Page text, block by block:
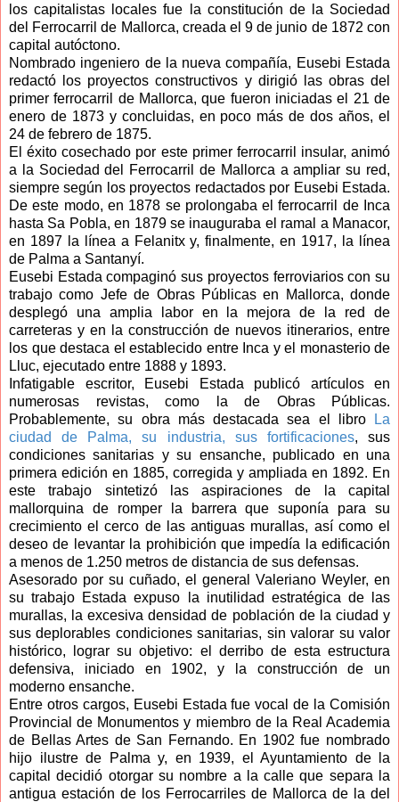
los capitalistas locales fue la constitución de la Sociedad
del Ferrocarril de Mallorca, creada el 9 de junio de 1872 con
capital autóctono.
Nombrado ingeniero de la nueva compañía, Eusebi Estada
redactó los proyectos constructivos y dirigió las obras del
primer ferrocarril de Mallorca, que fueron iniciadas el 21 de
enero de 1873 y concluidas, en poco más de dos años, el
24 de febrero de 1875.
El éxito cosechado por este primer ferrocarril insular, animó
a la Sociedad del Ferrocarril de Mallorca a ampliar su red,
siempre según los proyectos redactados por Eusebi Estada.
De este modo, en 1878 se prolongaba el ferrocarril de Inca
hasta Sa Pobla, en 1879 se inauguraba el ramal a Manacor,
en 1897 la línea a Felanitx y, finalmente, en 1917, la línea
de Palma a Santanyí.
Eusebi Estada compaginó sus proyectos ferroviarios con su
trabajo como Jefe de Obras Públicas en Mallorca, donde
desplegó una amplia labor en la mejora de la red de
carreteras y en la construcción de nuevos itinerarios, entre
los que destaca el establecido entre Inca y el monasterio de
Lluc, ejecutado entre 1888 y 1893.
Infatigable escritor, Eusebi Estada publicó artículos en
numerosas revistas, como la de Obras Públicas.
Probablemente, su obra más destacada sea el libro
La
ciudad de Palma, su industria, sus fortificaciones, sus
condiciones sanitarias y su ensanche, publicado en una
primera edición en 1885, corregida y ampliada en 1892. En
este trabajo sintetizó las aspiraciones de la capital
mallorquina de romper la barrera que suponía para su
crecimiento el cerco de las antiguas murallas, así como el
deseo de levantar la prohibición que impedía la edificación
a menos de 1.250 metros de distancia de sus defensas.
Asesorado por su cuñado, el general Valeriano Weyler, en
su trabajo Estada expuso la inutilidad estratégica de las
murallas, la excesiva densidad de población de la ciudad y
sus deplorables condiciones sanitarias, sin valorar su valor
histórico, lograr su objetivo: el derribo de esta estructura
defensiva, iniciado en 1902, y la construcción de un
moderno ensanche.
Entre otros cargos, Eusebi Estada fue vocal de la Comisión
Provincial de Monumentos y miembro de la Real Academia
de Bellas Artes de San Fernando. En 1902 fue nombrado
hijo ilustre de Palma y, en 1939, el Ayuntamiento de la
capital decidió otorgar su nombre a la calle que separa la
antigua estación de los Ferrocarriles de Mallorca de la del